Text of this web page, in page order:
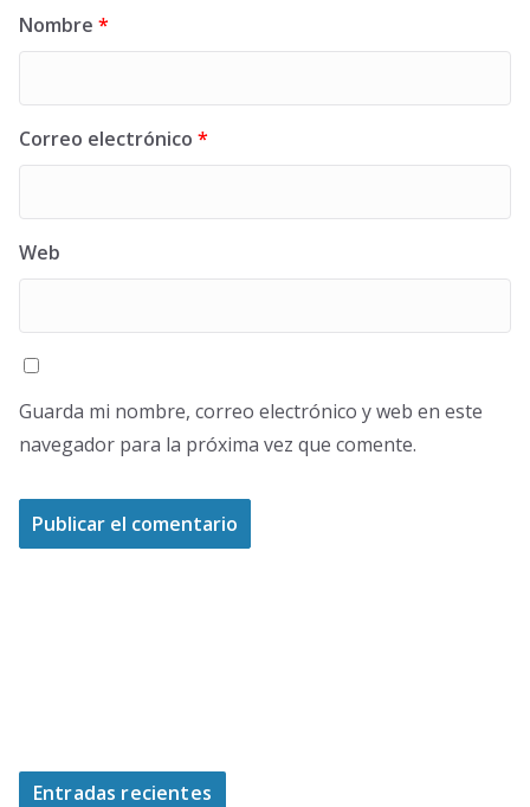
Nombre *
Correo electrónico *
Web
Guarda mi nombre, correo electrónico y web en este
navegador para la próxima vez que comente.
Entradas recientes